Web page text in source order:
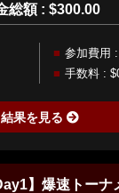
総額 : $300.00
参加費用
手数料 :
結果を見る
】爆速トーナ